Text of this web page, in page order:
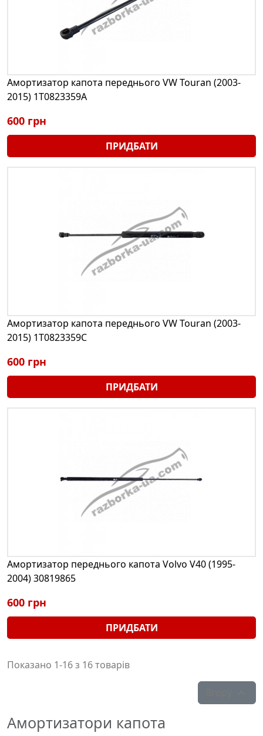
Амортизатор капота переднього VW Touran (2003-
2015) 1T0823359A
600 грн
ПРИДБАТИ
Амортизатор капота переднього VW Touran (2003-
2015) 1T0823359C
600 грн
ПРИДБАТИ
Амортизатор переднього капота Volvo V40 (1995-
2004) 30819865
600 грн
ПРИДБАТИ
Показано 1-16 з 16 товарів
Амортизатори капота